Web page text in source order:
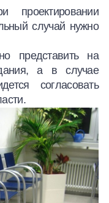
случай нужно
представить на
а в случае
согласовать